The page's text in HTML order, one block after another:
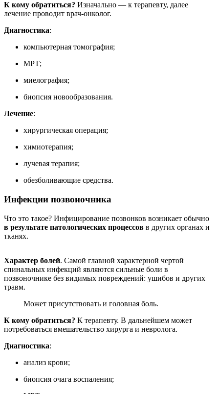
К кому обратиться? Изначально — к терапевту, далее
лечение проводит врач-онколог.
Диагностика:
компьютерная томография;
МРТ;
миелография;
биопсия новообразования.
Лечение:
хирургическая операция;
химиотерапия;
лучевая терапия;
обезболивающие средства.
Инфекции позвоночника
Что это такое? Инфицирование позвонков возникает обычно
в результате патологических процессов в других органах и
тканях.
Характер болей. Самой главной характерной чертой
спинальных инфекций являются сильные боли в
позвоночнике без видимых повреждений: ушибов и других
травм.
Может присутствовать и головная боль.
К кому обратиться? К терапевту. В дальнейшем может
потребоваться вмешательство хирурга и невролога.
Диагностика:
анализ крови;
биопсия очага воспаления;